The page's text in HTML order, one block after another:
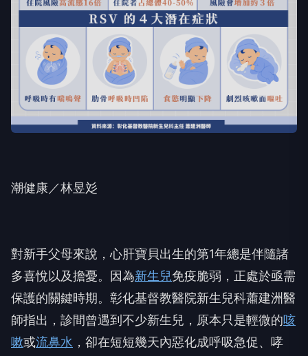
潮健康／林昱彣
對新手父母來說，心肝寶貝出生的第1年總是伴隨諸
多喜悅以及擔憂。因為新生兒免疫脆弱，正處於亟需
保護的關鍵時期。彰化基督教醫院新生兒科蕭建洲醫
師指出，診間曾遇到不少新生兒，原本只是輕微的咳
嗽或流鼻水 ，卻在短短幾天內惡化成呼吸急促、哮